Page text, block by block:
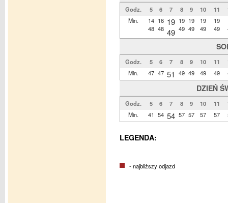
Godz. 5 6 7 8 9 10 11
Min.
14
48
16
48
19
49
19
49
19
49
19
49
19
49
Godz. 5 6 7 8 9 10 11
Min.
47 47 51 49 49 49 49
DZIEŃ
Godz. 5 6 7 8 9 10 11
Min.
41 54 54 57 57 57 57
LEGENDA:
- najbliższy odjazd